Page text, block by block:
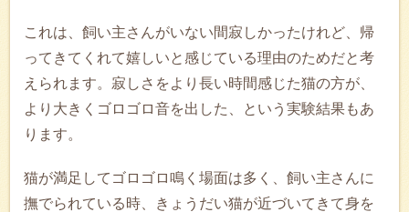
これは、飼い主さんがいない間寂しかったけれど、帰
ってきてくれて嬉しいと感じている理由のためだと考
えられます。寂しさをより長い時間感じた猫の方が、
より大きくゴロゴロ音を出した、という実験結果もあ
ります。
猫が満足してゴロゴロ鳴く場面は多く、飼い主さんに
撫でられている時、きょうだい猫が近づいてきて身を